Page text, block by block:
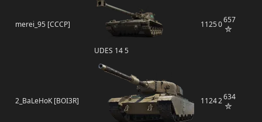
merei_95 [CCCP]
UDES 14 5
11250657
2_BaLeHoK [BOI3R] 11242634